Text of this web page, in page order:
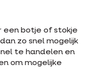
een botje of stokje
zo snel mogelijk
te handelen en
om mogelijke